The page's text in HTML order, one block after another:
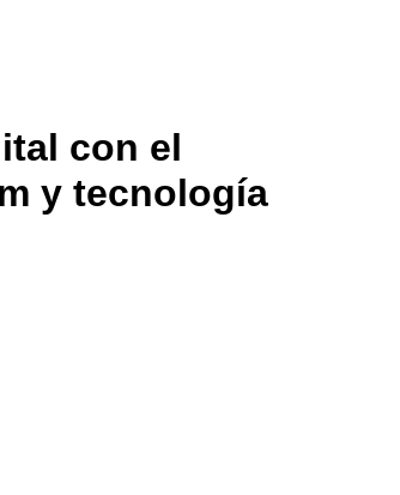
con el
y tecnología